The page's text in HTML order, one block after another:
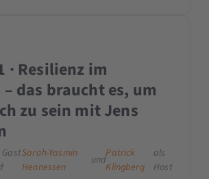
· Resilienz im
das braucht es, um
zu sein mit Jens
GastSarah-Yasmin
Hennessen
und
Patrick
Klingberg
als
Host